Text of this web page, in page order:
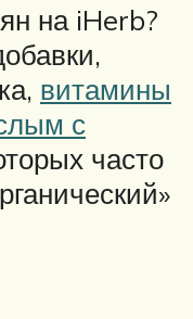
на iHerb?
витамины
с
часто